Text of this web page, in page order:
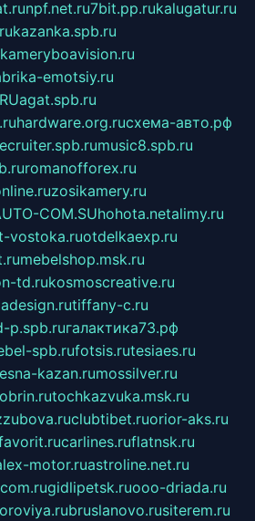
npf.net.ru7bit.pp.rukalugatur.ru
kazanka.spb.ru
kameryboavision.ru
emotsiy.ru
agat.spb.ru
hardware.org.ruсхема-авто.рф
music8.spb.ru
romanofforex.ru
zosikamery.ru
COM.SUhohota.netalimy.ru
vostoka.ruotdelkaexp.ru
mebelshop.msk.ru
td.rukosmoscreative.ru
tiffany-c.ru
p.spb.ruгалактика73.рф
spb.rufotsis.rutesiaes.ru
kazan.rumossilver.ru
tochkazvuka.msk.ru
clubtibet.ruorior-aks.ru
carlines.ruflatnsk.ru
motor.ruastroline.net.ru
gidlipetsk.ruooo-driada.ru
bruslanovo.rusiterem.ru